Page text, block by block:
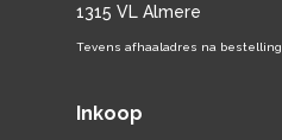
1315 VL Almere
Tevens afhaaladres na bestelling
Inkoop